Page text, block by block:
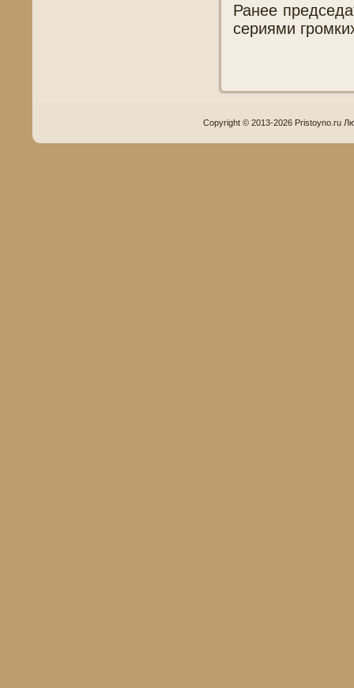
Ранее
сериями
Copyright © 2013-2026 Pristoyno.ru